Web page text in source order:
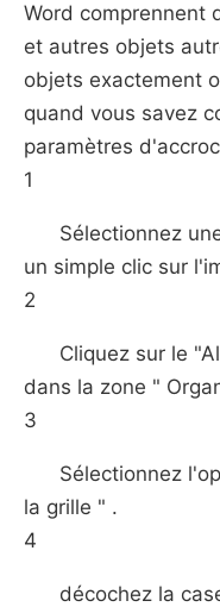
Word comprennent
et autres objets
objets exactement
quand vous savez
paramètres
1
Sélectionnez
un simple clic sur
2
Cliquez sur le
dans la zone "
3
Sélectionnez
la grille " .
4
décochez la